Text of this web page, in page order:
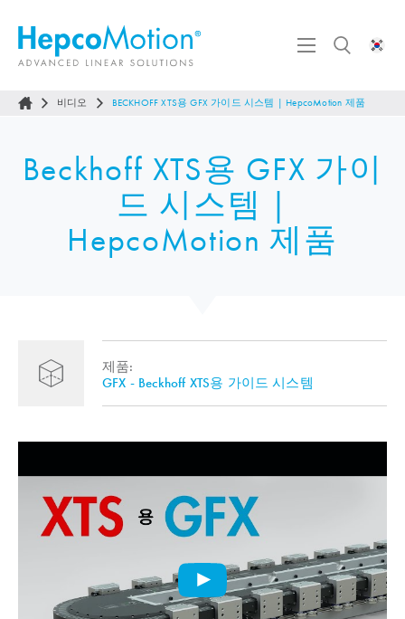
비디오 BECKHOFF XTS용 GFX 가이드 시스템 | HepcoMotion 제품
Beckhoff XTS용 GFX 가이
드 시스템 |
HepcoMotion 제품
제품:
GFX - Beckhoff XTS용 가이드 시스템